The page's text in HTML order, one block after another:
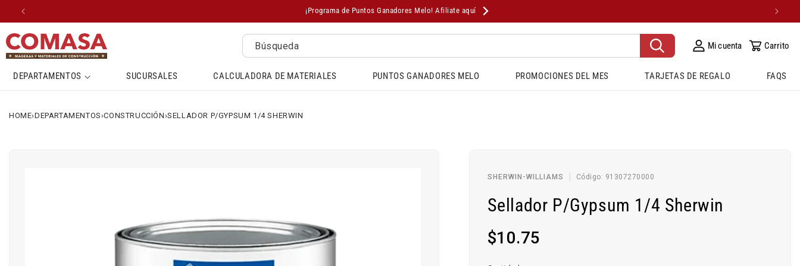
DIRECTAMENTE
AL CONTENIDO
¡Programa de Puntos Ganadores Melo! Afiliate aquí
DEPARTAMENTOS SUCURSALES CALCULADORA DE MATERIALES PUNTOS GANADORES MELO PROMOCIONES DEL MES TARJETAS DE REGALO FAQS
Búsqueda Mi cuenta Carrito
HOME›DEPARTAMENTOS›CONSTRUCCIÓN›SELLADOR P/GYPSUM 1/4 SHERWIN
SHERWIN-WILLIAMS Código: SKU:
91307270000
Sellador P/Gypsum 1/4 Sherwin
Precio
habitual
$10.75